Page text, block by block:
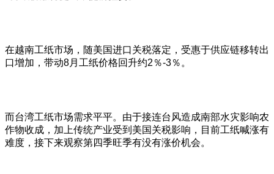
在越南工纸市场，随美国进口关税落定，受惠于供应链移转出
口增加，带动8月工纸价格回升约2％-3％。
而台湾工纸市场需求平平。由于接连台风造成南部水灾影响农
作物收成，加上传统产业受到美国关税影响，目前工纸喊涨有
难度，接下来观察第四季旺季有没有涨价机会。